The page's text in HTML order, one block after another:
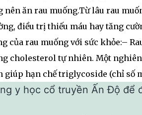
ăn rau muống.Từ lâu rau
điều trị thiếu máu hay tăng
của rau muống với sức khỏe:–
cholesterol tự nhiên. Một
hạn chế triglycoside (chỉ số
y học cổ truyền Ấn Độ để